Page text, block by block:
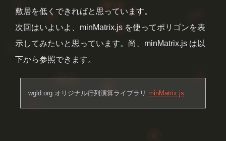
敷居を低くできればと思っています。
次回はいよいよ、minMatrix.js を使ってポリゴンを表
示してみたいと思っています。尚、minMatrix.js は以
下から参照できます。
wgld.org オリジナル行列演算ライブラリ minMatrix.js